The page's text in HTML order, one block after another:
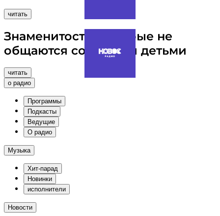
читать
Знаменитости, которые не
общаются со своими детьми
читать
о радио
Программы
Подкасты
Ведущие
О радио
Музыка
Хит-парад
Новинки
исполнители
Новости